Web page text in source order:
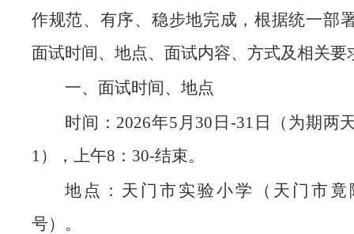
作规范、有序、稳步地完成，根据统一部
面试时间、地点、面试内容、方式及相关要
一、面试时间、地点
时间：2026年5月30日-31日（为期两
1），上午8：30-结束。
地点：天门市实验小学（天门市竟
号）。